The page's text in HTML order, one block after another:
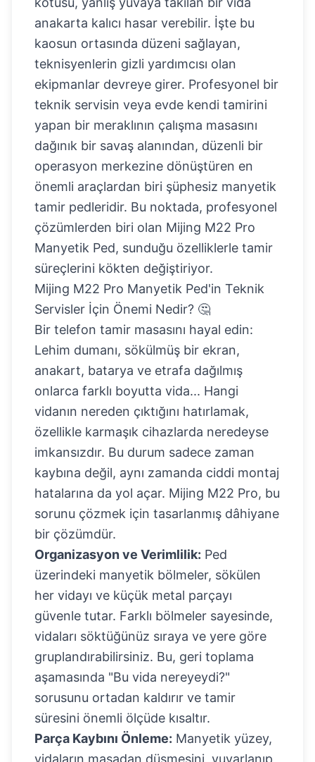
anakarta kalıcı hasar verebilir. İşte bu
kaosun ortasında düzeni sağlayan,
teknisyenlerin gizli yardımcısı olan
ekipmanlar devreye girer. Profesyonel bir
teknik servisin veya evde kendi tamirini
yapan bir meraklının çalışma masasını
dağınık bir savaş alanından, düzenli bir
operasyon merkezine dönüştüren en
önemli araçlardan biri şüphesiz manyetik
tamir pedleridir. Bu noktada, profesyonel
çözümlerden biri olan Mijing M22 Pro
Manyetik Ped, sunduğu özelliklerle tamir
süreçlerini kökten değiştiriyor.
Mijing M22 Pro Manyetik Ped'in Teknik
Servisler İçin Önemi Nedir? 🤔
Bir telefon tamir masasını hayal edin:
Lehim dumanı, sökülmüş bir ekran,
anakart, batarya ve etrafa dağılmış
onlarca farklı boyutta vida... Hangi
vidanın nereden çıktığını hatırlamak,
özellikle karmaşık cihazlarda neredeyse
imkansızdır. Bu durum sadece zaman
kaybına değil, aynı zamanda ciddi montaj
hatalarına da yol açar. Mijing M22 Pro, bu
sorunu çözmek için tasarlanmış dâhiyane
bir çözümdür.
Organizasyon ve Verimlilik: Ped
üzerindeki manyetik bölmeler, sökülen
her vidayı ve küçük metal parçayı
güvenle tutar. Farklı bölmeler sayesinde,
vidaları söktüğünüz sıraya ve yere göre
gruplandırabilirsiniz. Bu, geri toplama
aşamasında "Bu vida nereyeydi?"
sorusunu ortadan kaldırır ve tamir
süresini önemli ölçüde kısaltır.
Parça Kaybını Önleme: Manyetik yüzey,
vidaların masadan düşmesini, yuvarlanıp